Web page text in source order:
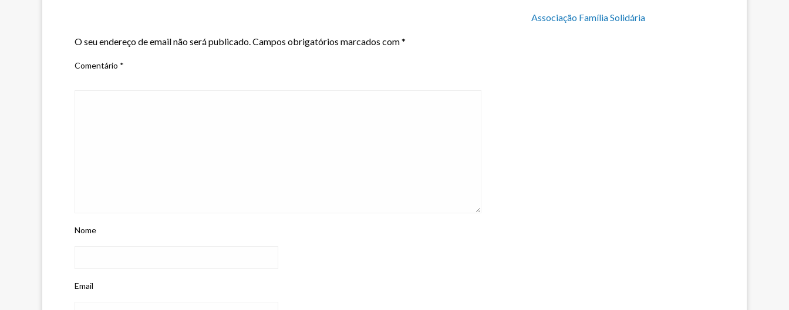
O seu endereço de email não será publicado.Campos obrigatórios marcados com*
Comentário *
Nome
Email
Associação Família Solidária